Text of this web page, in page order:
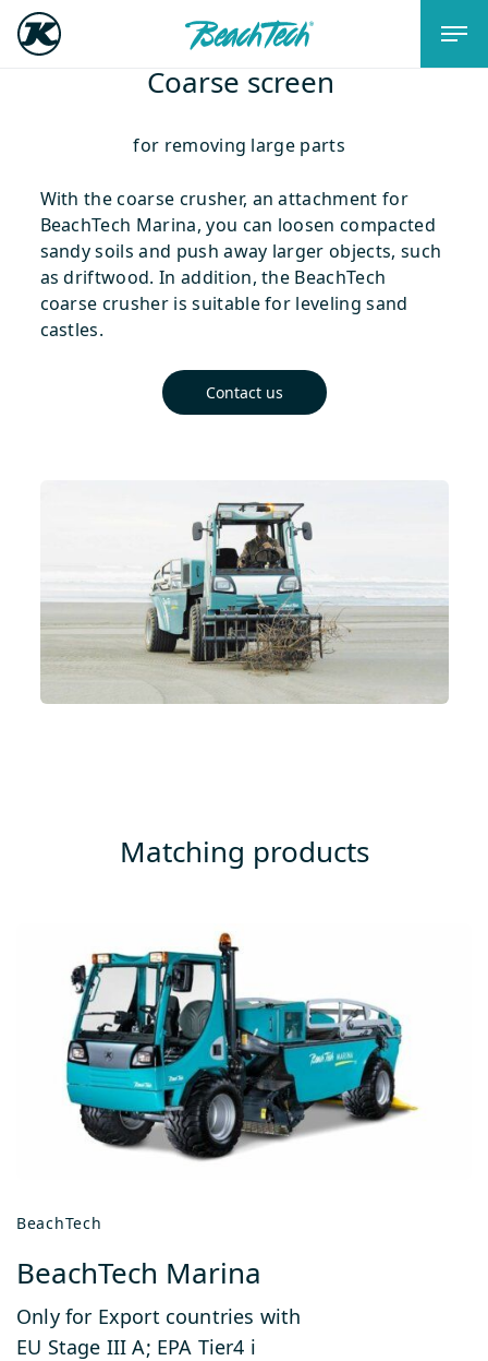
Coarse screen
for removing large parts
With the coarse crusher, an attachment for
BeachTech Marina, you can loosen compacted
sandy soils and push away larger objects, such
as driftwood. In addition, the BeachTech
coarse crusher is suitable for leveling sand
castles.
Contact us
Matching products
BeachTech
BeachTech Marina
Only for Export countries with
EU Stage III A; EPA Tier4 i